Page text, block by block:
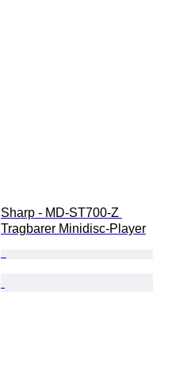
Sharp - MD-ST700-Z
Tragbarer Minidisc-Player